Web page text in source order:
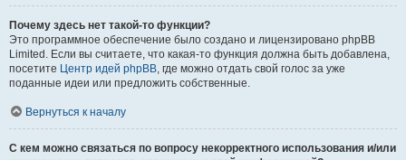
Почему здесь нет такой-то функции?
Это программное обеспечение было создано и лицензировано phpBB
Limited. Если вы считаете, что какая-то функция должна быть добавлена,
посетите Центр идей phpBB, где можно отдать свой голос за уже
поданные идеи или предложить собственные.
Вернуться к началу
С кем можно связаться по вопросу некорректного использования и/или